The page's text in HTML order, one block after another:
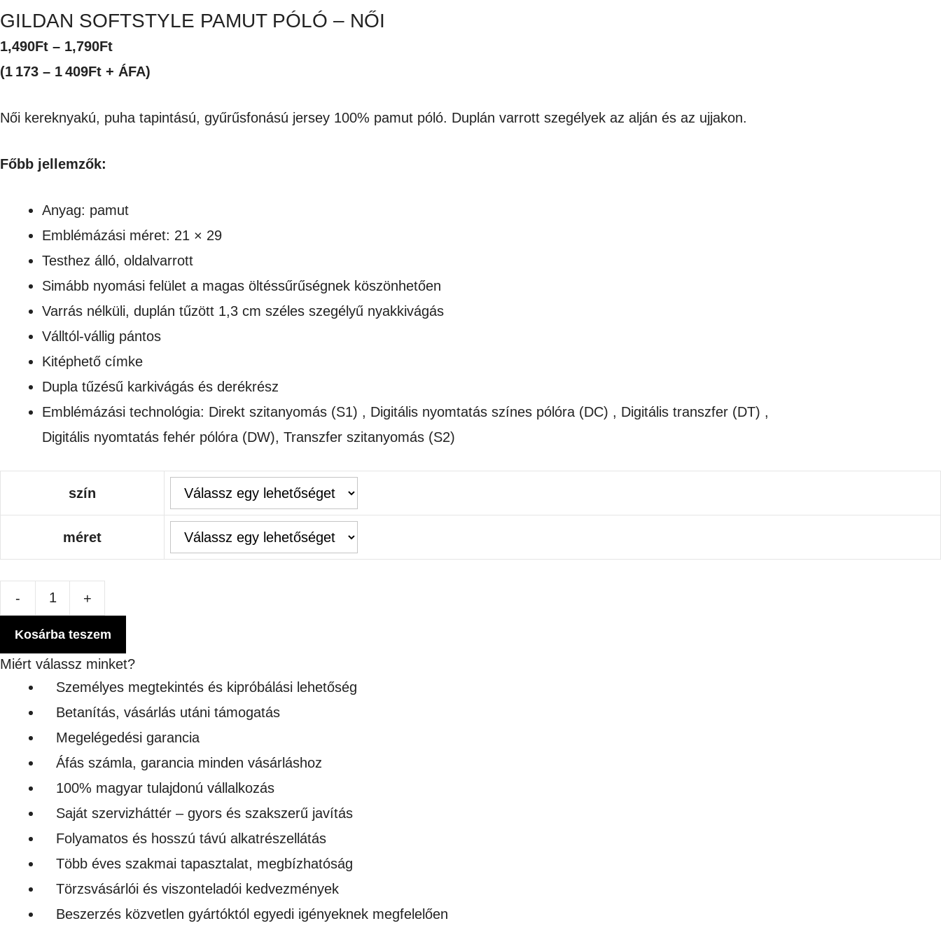
GILDAN SOFTSTYLE PAMUT PÓLÓ – NŐI
1,490Ft – 1,790FtÁrtartomány:
1,490Ft
1,790Ft
(1 173 – 1 409Ft + ÁFA)
Női kereknyakú, puha tapintású, gyűrűsfonású jersey 100% pamut póló. Duplán varrott szegélyek az alján és az ujjakon.
Főbb jellemzők:
Anyag: pamut
Emblémázási méret: 21 × 29
Testhez álló, oldalvarrott
Simább nyomási felület a magas öltéssűrűségnek köszönhetően
Varrás nélküli, duplán tűzött 1,3 cm széles szegélyű nyakkivágás
Válltól-vállig pántos
Kitéphető címke
Dupla tűzésű karkivágás és derékrész
Emblémázási technológia: Direkt szitanyomás (S1) , Digitális nyomtatás színes pólóra (DC) , Digitális transzfer (DT) ,
Digitális nyomtatás fehér pólóra (DW), Transzfer szitanyomás (S2)
szín
méret
-
SOFTSTYLE
PAMUT
PÓLÓ
mennyiség
+
Kosárba teszem
Miért válassz minket?
Személyes megtekintés és kipróbálási lehetőség
Betanítás, vásárlás utáni támogatás
Megelégedési garancia
Áfás számla, garancia minden vásárláshoz
100% magyar tulajdonú vállalkozás
Saját szervizháttér – gyors és szakszerű javítás
Folyamatos és hosszú távú alkatrészellátás
Több éves szakmai tapasztalat, megbízhatóság
Törzsvásárlói és viszonteladói kedvezmények
Beszerzés közvetlen gyártóktól egyedi igényeknek megfelelően